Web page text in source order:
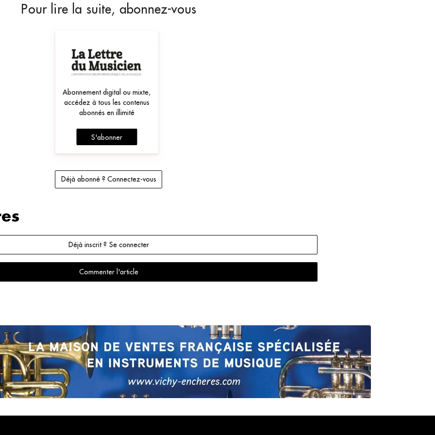
Pour lire la suite, abonnez-vous
Abonnement digital ou mixte,
accédez à tous les contenus
abonnés en illimité
S'abonner
Déjà abonné ? Connectez-vous
Déjà inscrit ? Se connecter
Commenter l'article